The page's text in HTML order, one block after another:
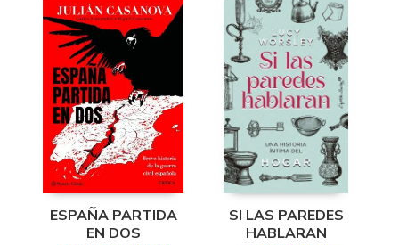
ESPAÑA PARTIDA
EN DOS
SI LAS PAREDES
HABLARAN